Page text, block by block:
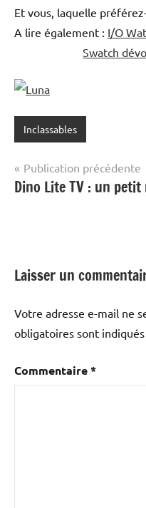
Et vous, laquelle
A lire également : I/O
Swatch
Inclassables
Navigation
de
Publication précédente
Dino Lite TV : un
Laisser un
Votre adresse e-mail ne
obligatoires sont indiqués
Commentaire*